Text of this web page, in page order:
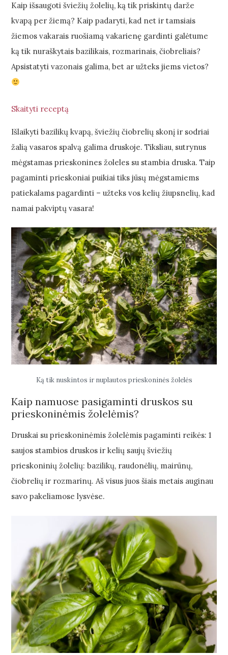
Kaip išsaugoti šviežių žolelių, ką tik priskintų darže
kvapą per žiemą? Kaip padaryti, kad net ir tamsiais
žiemos vakarais ruošiamą vakarienę gardinti galėtume
ką tik nuraškytais bazilikais, rozmarinais, čiobreliais?
Apsistatyti vazonais galima, bet ar užteks jiems vietos?
Skaityti receptą
Išlaikyti bazilikų kvapą, šviežių čiobrelių skonį ir sodriai
žalią vasaros spalvą galima druskoje. Tiksliau, sutrynus
mėgstamas prieskonines žoleles su stambia druska. Taip
pagaminti prieskoniai puikiai tiks jūsų mėgstamiems
patiekalams pagardinti – užteks vos kelių žiupsnelių, kad
namai pakviptų vasara!
Ką tik nuskintos ir nuplautos prieskoninės žolelės
Kaip namuose pasigaminti druskos su
prieskoninėmis žolelėmis?
Druskai su prieskoninėmis žolelėmis pagaminti reikės: 1
saujos stambios druskos ir kelių saujų šviežių
prieskoninių žolelių: bazilikų, raudonėlių, mairūnų,
čiobrelių ir rozmarinų. Aš visus juos šiais metais auginau
savo pakeliamose lysvėse.